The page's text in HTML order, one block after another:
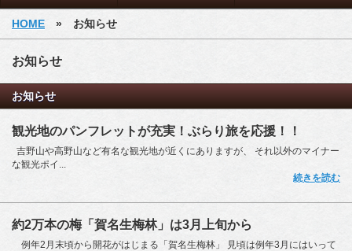
HOME » お知らせ
お知らせ
お知らせ
観光地のパンフレットが充実！ぶらり旅を応援！！
吉野山や高野山など有名な観光地が近くにありますが、 それ以外のマイナー
な観光ポイ...
続きを読む
約2万本の梅「賀名生梅林」は3月上旬から
例年2月末頃から開花がはじまる「賀名生梅林」 見頃は例年3月にはいって